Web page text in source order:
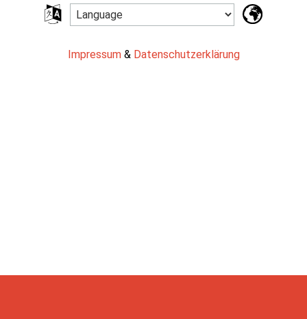
Impressum& Datenschutzerklärung